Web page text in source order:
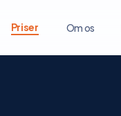
Priser Om os